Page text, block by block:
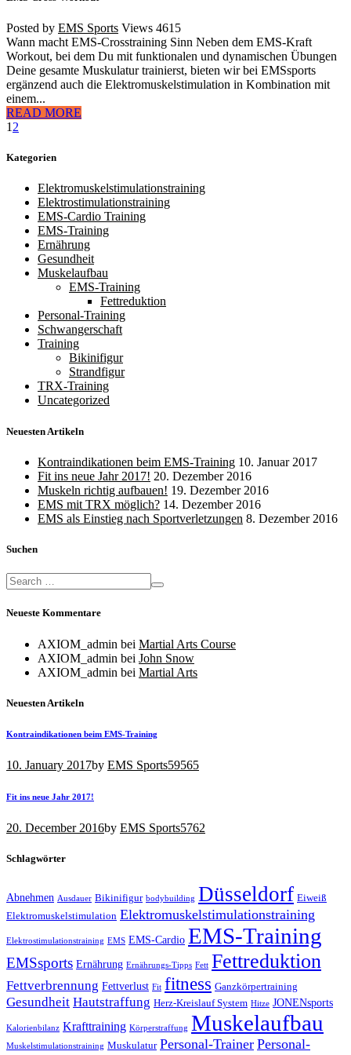
Posted by EMS Sports Views 4615
Wann macht EMS-Crosstraining Sinn Neben dem EMS-Kraft
Workout, bei dem Du mit funktionalen und dynamischen Übungen
Deine gesamte Muskulatur trainierst, bieten wir bei EMSsports
ergänzend auch die Elektromuskelstimulation in Kombination mit
einem...
READ MORE
1 2
Kategorien
Elektromuskelstimulationstraining
Elektrostimulationstraining
EMS-Cardio Training
EMS-Training
Ernährung
Gesundheit
Muskelaufbau
EMS-Training
Fettreduktion
Personal-Training
Schwangerschaft
Training
Bikinifigur
Strandfigur
TRX-Training
Uncategorized
Neuesten Artikeln
Kontraindikationen beim EMS-Training 10. Januar 2017
Fit ins neue Jahr 2017! 20. Dezember 2016
Muskeln richtig aufbauen! 19. Dezember 2016
EMS mit TRX möglich? 14. Dezember 2016
EMS als Einstieg nach Sportverletzungen 8. Dezember 2016
Suchen
Neueste Kommentare
AXIOM_admin bei Martial Arts Course
AXIOM_admin bei John Snow
AXIOM_admin bei Martial Arts
Neuesten Artikeln
Kontraindikationen beim EMS-Training
10. January 2017by EMS Sports59565
Fit ins neue Jahr 2017!
20. December 2016by EMS Sports5762
Schlagwörter
Abnehmen Ausdauer Bikinifigur bodybuilding Düsseldorf Eiweiß
Elektromuskelstimulation Elektromuskelstimulationstraining
Elektrostimulationstraining EMS EMS-Cardio EMS-Training
EMSsports Ernährung Ernährungs-Tipps Fett Fettreduktion
Fettverbrennung Fettverlust Fit fitness Ganzkörpertraining
Gesundheit Hautstraffung Herz-Kreislauf System Hitze JONENsports
Kalorienbilanz Krafttraining Körperstraffung Muskelaufbau
Muskelstimulationstraining Muskulatur Personal-Trainer Personal-